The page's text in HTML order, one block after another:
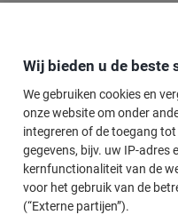
Wij bieden u de beste
We gebruiken cookies en
onze website om onder
integreren of de toegang
gegevens, bijv. uw IP-adres
kernfunctionaliteit van de
voor het gebruik van de
(“Externe partijen”).